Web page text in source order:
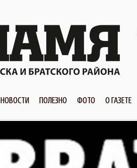
НОВОСТИ ПОЛЕЗНО ФОТО О ГАЗЕТЕ